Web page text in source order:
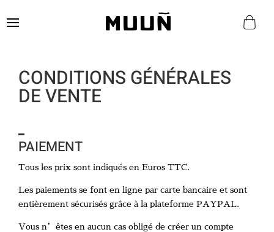
CONDITIONS GÉNÉRALES
DE VENTE
PAIEMENT
Tous les prix sont indiqués en Euros TTC.
Les paiements se font en ligne par carte bancaire et sont
entièrement sécurisés grâce à la plateforme PAYPAL.
Vous n’êtes en aucun cas obligé de créer un compte